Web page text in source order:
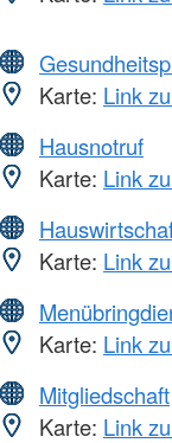
Karte: Link
Hausnotruf
Karte: Link
Karte: Link
Karte: Link
Mitgliedschaft
Karte: Link